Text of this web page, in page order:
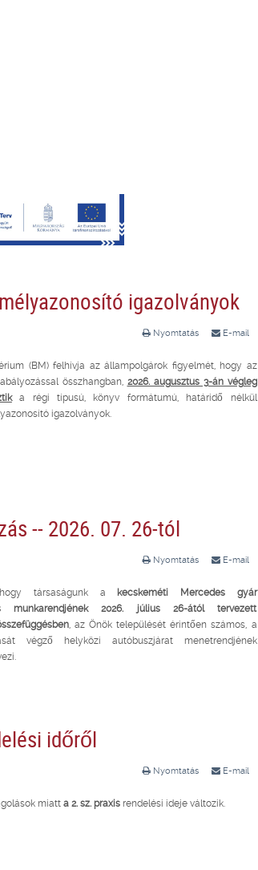
igazolványok
Nyomtatás E-mail
(BM) felhívja az állampolgárok figyelmét, hogy az
összhangban, 2026. augusztus 3-án végleg
a régi típusú, könyv formátumú, határidő nélkül
igazolványok.
-- 2026. 07. 26-tól
Nyomtatás E-mail
hogy társaságunk a
kecskeméti Mercedes gyár
munkarendjének 2026. július 26-ától tervezett
, az Önök települését érintően számos, a
végző helyközi autóbuszjárat menetrendjének
időről
Nyomtatás E-mail
miatt a 2. sz. praxisrendelési ideje változik.